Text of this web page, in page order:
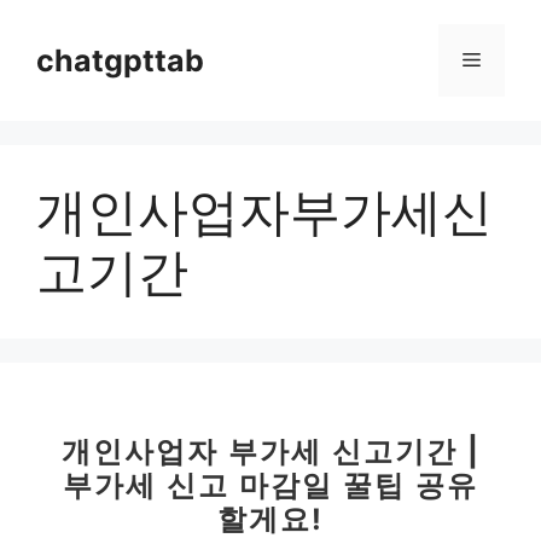
chatgpttab 메
개인사업자부가세신
고기간
개인사업자 부가세 신고기간 |
부가세 신고 마감일 꿀팁 공유
할게요!